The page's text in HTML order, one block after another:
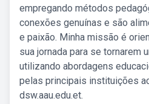
empregando métodos
conexões genuínas e são
e paixão. Minha missão é
sua jornada para se tornarem
utilizando abordagens
pelas principais instituições
dsw.aau.edu.et.